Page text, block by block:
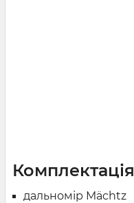
Комплектація
дальномір Mächtz